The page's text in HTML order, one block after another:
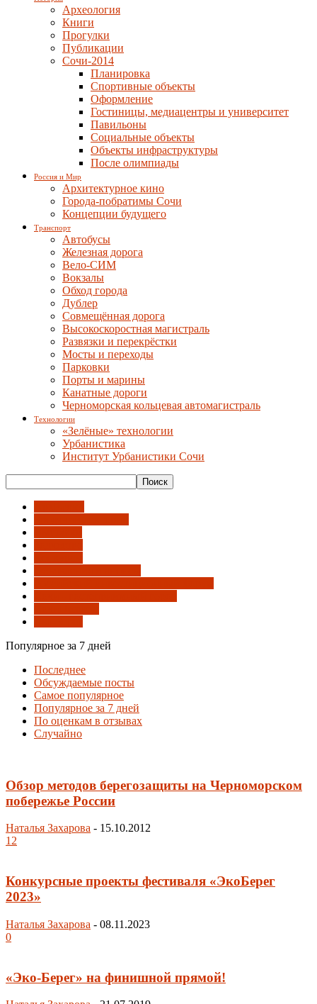
Археология
Книги
Прогулки
Публикации
Сочи-2014
Планировка
Спортивные объекты
Оформление
Гостиницы, медиацентры и университет
Павильоны
Социальные объекты
Объекты инфраструктуры
После олимпиады
Россия и Мир
Архитектурное кино
Города-побратимы Сочи
Концепции будущего
Транспорт
Автобусы
Железная дорога
Вело-СИМ
Вокзалы
Обход города
Дублер
Совмещённая дорога
Высокоскоростная магистраль
Развязки и перекрёстки
Мосты и переходы
Парковки
Порты и марины
Канатные дороги
Черноморская кольцевая автомагистраль
Технологии
«Зелёные» технологии
Урбанистика
Институт Урбанистики Сочи
Популярное за 7 дней
Последнее
Обсуждаемые посты
Самое популярное
Популярное за 7 дней
По оценкам в отзывах
Случайно
Обзор методов берегозащиты на Черноморском
побережье России
Наталья Захарова - 15.10.2012
12
Конкурсные проекты фестиваля «ЭкоБерег
2023»
Наталья Захарова - 08.11.2023
0
«Эко-Берег» на финишной прямой!